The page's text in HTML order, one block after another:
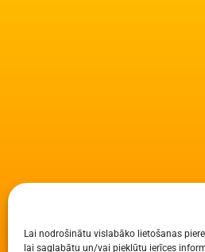
Lai nodrošinātu vislabāko lietošanas
lai saglabātu un/vai piekļūtu ierīces